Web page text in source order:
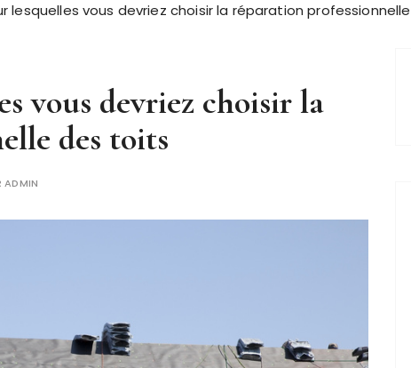
lesquelles vous devriez choisir la réparation
vous devriez choisir la
des toits
ADMIN